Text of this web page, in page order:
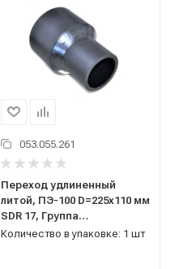
053.055.261
Переход удлиненный
литой, ПЭ-100 D=225х110 мм
SDR 17, Группа
Полипластик, Россия
Количество в упаковке: 1 шт